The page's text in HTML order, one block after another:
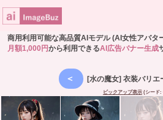
商用利用可能な高品質AIモデル (AI女性アバタ
月額1,000円から利用できるAI広告バナー生成
[水の魔女] 衣装バリ
ピックアップ表示(シード: